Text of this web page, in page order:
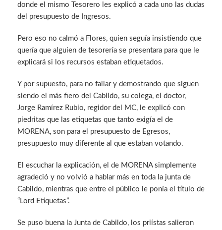
donde el mismo Tesorero les explicó a cada uno las dudas
del presupuesto de Ingresos.
Pero eso no calmó a Flores, quien seguía insistiendo que
quería que alguien de tesorería se presentara para que le
explicará si los recursos estaban etiquetados.
Y por supuesto, para no fallar y demostrando que siguen
siendo el más fiero del Cabildo, su colega, el doctor,
Jorge Ramírez Rubio, regidor del MC, le explicó con
piedritas que las etiquetas que tanto exigía el de
MORENA, son para el presupuesto de Egresos,
presupuesto muy diferente al que estaban votando.
El escuchar la explicación, el de MORENA simplemente
agradeció y no volvió a hablar más en toda la junta de
Cabildo, mientras que entre el público le ponía el título de
“Lord Etiquetas”.
Se puso buena la Junta de Cabildo, los priístas salieron